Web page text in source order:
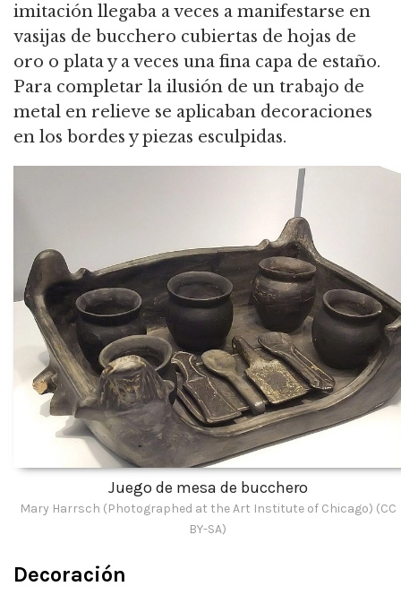
imitación llegaba a veces a manifestarse en
vasijas de bucchero cubiertas de hojas de
oro o plata y a veces una fina capa de estaño.
Para completar la ilusión de un trabajo de
metal en relieve se aplicaban decoraciones
en los bordes y piezas esculpidas.
Juego de mesa de bucchero
Mary Harrsch (Photographed at the Art Institute of Chicago) (CC
BY-SA)
Decoración